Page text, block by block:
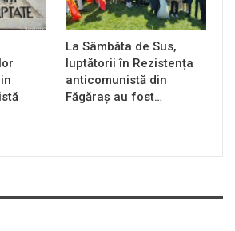
La Sâmbăta de Sus,
luptătorii în Rezistența
anticomunistă din
Făgăraș au fost…